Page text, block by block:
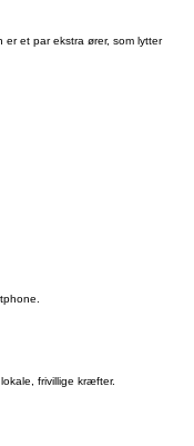
er et par ekstra ører, som lytter
frivillige kræfter.